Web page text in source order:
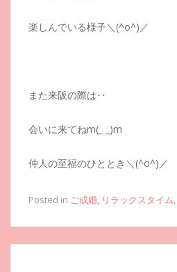
楽しんでいる様子＼(^o^)／
また来阪の際は‥
会いに来てねm(_ _)m
仲人の至福のひととき＼(^o^)／
Posted in ご成婚 リラックスタイム